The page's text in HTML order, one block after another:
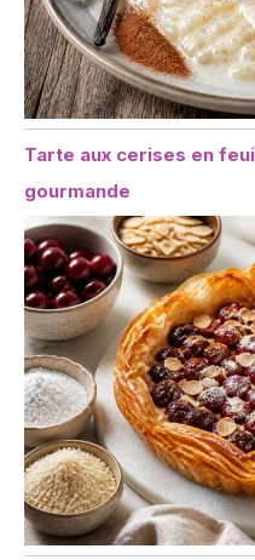
Tarte aux cerises en
gourmande